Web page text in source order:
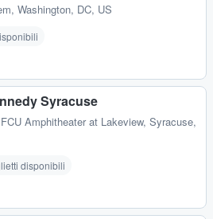
, Washington, DC, US
Syracuse
Amphitheater at Lakeview, Syracuse,
disponibili